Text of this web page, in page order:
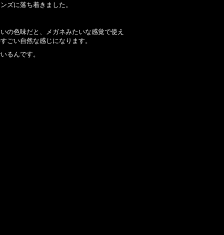
ズに落ち着きました。
の色味だと、メガネみたいな感覚で使え
ごい自然な感じになります。
るんです。